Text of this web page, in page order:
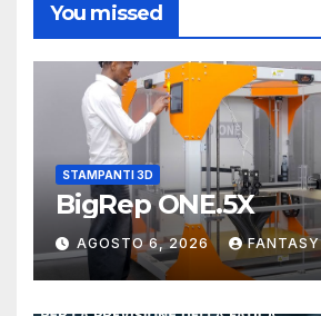
You missed
STAMPANTI 3D
BigRep ONE.5X
AGOSTO 6, 2026 FANTASY